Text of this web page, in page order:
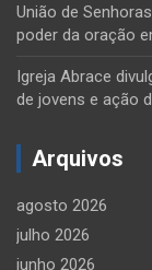
União de
poder da oração
Igreja Abrace
de jovens e ação
Arquivos
agosto 2026
julho 2026
junho 2026